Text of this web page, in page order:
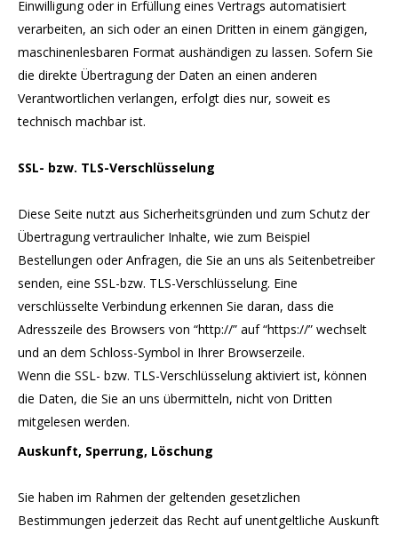
Einwilligung oder in Erfüllung eines Vertrags automatisiert
verarbeiten, an sich oder an einen Dritten in einem gängigen,
maschinenlesbaren Format aushändigen zu lassen. Sofern Sie
die direkte Übertragung der Daten an einen anderen
Verantwortlichen verlangen, erfolgt dies nur, soweit es
technisch machbar ist.
SSL- bzw. TLS-Verschlüsselung
Diese Seite nutzt aus Sicherheitsgründen und zum Schutz der
Übertragung vertraulicher Inhalte, wie zum Beispiel
Bestellungen oder Anfragen, die Sie an uns als Seitenbetreiber
senden, eine SSL-bzw. TLS-Verschlüsselung. Eine
verschlüsselte Verbindung erkennen Sie daran, dass die
Adresszeile des Browsers von “http://” auf “https://” wechselt
und an dem Schloss-Symbol in Ihrer Browserzeile.
Wenn die SSL- bzw. TLS-Verschlüsselung aktiviert ist, können
die Daten, die Sie an uns übermitteln, nicht von Dritten
mitgelesen werden.
Auskunft, Sperrung, Löschung
Sie haben im Rahmen der geltenden gesetzlichen
Bestimmungen jederzeit das Recht auf unentgeltliche Auskunft